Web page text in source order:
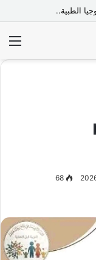
الطبية..
68